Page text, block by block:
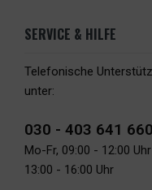
SERVICE & HILFE
Telefonische
unter:
030 - 403 641 660
Mo-Fr, 09:00 - 12:00 Uhr
13:00 - 16:00 Uhr